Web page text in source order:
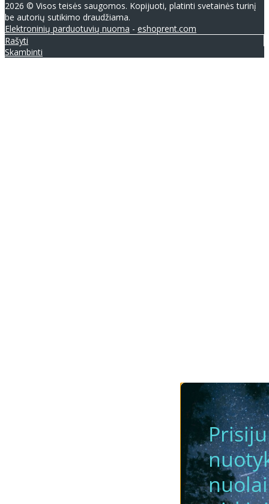
2026 © Visos teisės saugomos. Kopijuoti, platinti svetainės turinį
be autorių sutikimo draudžiama.
Elektroninių parduotuvių nuoma - eshoprent.com
Rašyti
Skambinti